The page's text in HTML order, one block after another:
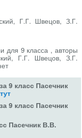
Г.Г. Швецов, З.Г.
для 9 класса , авторы
Г.Г. Швецов, З.Г.
9 класс Пасечник
9 класс Пасечник
Пасечник В.В.